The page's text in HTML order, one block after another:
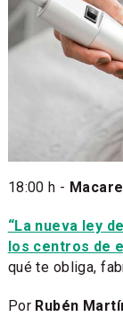
18:00 h -
“La nueva ley
los centros de
qué te obliga,
Por Rubén